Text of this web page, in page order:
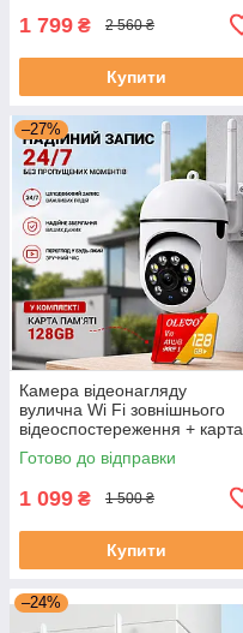
1 799 ₴ 2 560 ₴
Купити
–27%
Камера відеонагляду
вулична Wi Fi зовнішнього
відеоспостереження + карта
пам'яті 128 ГБ відеокамера
спостереження вайфай
Готово до відправки
1 099 ₴ 1 500 ₴
Купити
–24%